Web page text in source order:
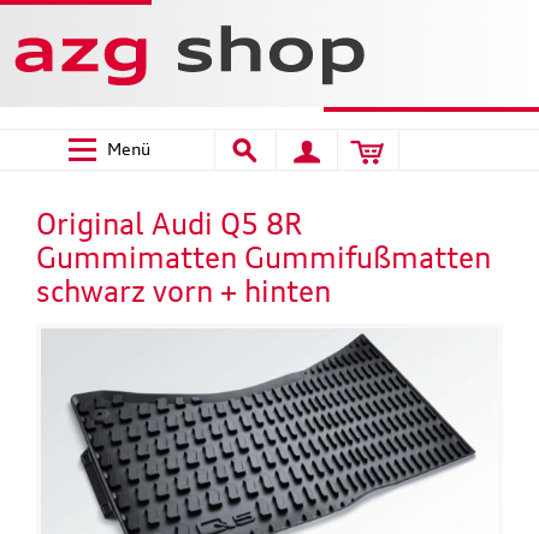
Menü
Original Audi Q5 8R
Gummimatten Gummifußmatten
schwarz vorn + hinten